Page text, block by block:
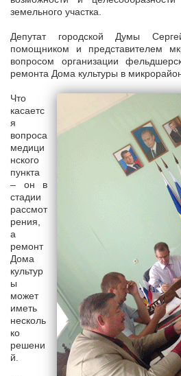
земельного участка.
Депутат городской Думы
помощником и представителем
вопросом организации
ремонта Дома культуры в
Что
касаетс
я
вопроса
медици
нского
пункта
– он в
стадии
рассмот
рения,
а
ремонт
Дома
культур
ы
может
иметь
несколь
ко
решени
й.